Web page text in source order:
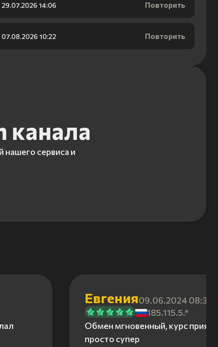
29.07.2026 14:06 Повторить
07.08.2026 10:22 Повторить
канала
сервиса и
Евгения09.06.2024 08:31
185.115.5.*
Обмен мгновенный, курс
просто супер